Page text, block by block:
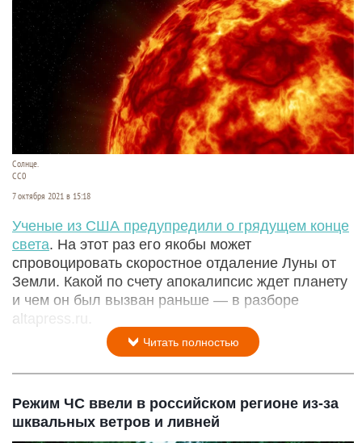
Солнце.
СС0
7 октября 2021 в 15:18
Ученые из США предупредили о грядущем конце
света. На этот раз его якобы может
спровоцировать скоростное отдаление Луны от
Земли. Какой по счету апокалипсис ждет планету
и чем он был вызван раньше — в разборе
altapress.ru.
Читать полностью
Режим ЧС ввели в российском регионе из-за
шквальных ветров и ливней